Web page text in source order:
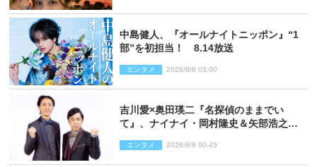
中島健人、『オールナイトニッポン』“1
部”を初担当！ 8.14放送
エンタメ 2026/8/8 03:00
吉川愛×奥田瑛二『名探偵のままでい
て』、ナイナイ・岡村隆史＆矢部浩之の
エンタメ 2026/8/8 00:45